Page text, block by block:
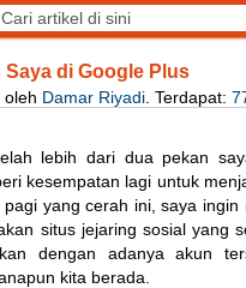
di Google Plus
oleh Damar Riyadi Terdapat:
lebih dari dua pekan
kesempatan lagi untuk
yang cerah ini, saya
situs jejaring sosial yang
dengan adanya akun
kita berada.